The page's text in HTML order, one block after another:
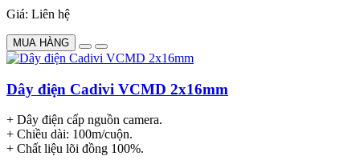
Giá: Liên hệ
MUA HÀNG
Dây điện Cadivi VCMD 2x16mm
+ Dây điện cấp nguồn camera.
+ Chiều dài: 100m/cuộn.
+ Chất liệu lõi đồng 100%.